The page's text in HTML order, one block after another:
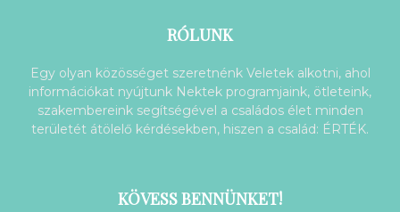
RÓLUNK
Egy olyan közösséget szeretnénk Veletek alkotni, ahol
információkat nyújtunk Nektek programjaink, ötleteink,
szakembereink segítségével a családos élet minden
területét átölelő kérdésekben, hiszen a család: ÉRTÉK.
KÖVESS BENNÜNKET!